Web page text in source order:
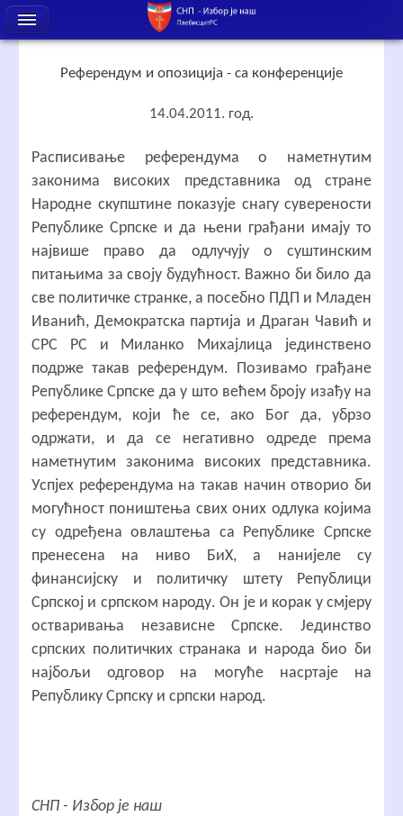
Референдум и опозиција - са конференције
14.04.2011. год.
Расписивање референдума о наметнутим
законима високих представника од стране
Народне скупштине показује снагу суверености
Републике Српске и да њени грађани имају то
највише право да одлучују о суштинским
питањима за своју будућност. Важно би било да
све политичке странке, а посебно ПДП и Младен
Иванић, Демократска партија и Драган Чавић и
СРС РС и Миланко Михајлица јединствено
подрже такав референдум. Позивамо грађане
Републике Српске да у што већем броју изађу на
референдум, који ће се, ако Бог да, убрзо
одржати, и да се негативно одреде према
наметнутим законима високих представника.
Успјех референдума на такав начин отворио би
могућност поништења свих оних одлука којима
су одређена овлаштења са Републике Српске
пренесена на ниво БиХ, а нанијеле су
финансијску и политичку штету Републици
Српској и српском народу. Он је и корак у смјеру
остваривања независне Српске. Јединство
српских политичких странака и народа био би
најбољи одговор на могуће насртаје на
Републику Српску и српски народ.
СНП - Избор је наш